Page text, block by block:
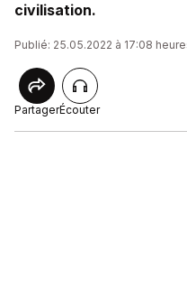
civilisation.
Publié: 25.05.2022 à 17:08
PartagerÉcouter